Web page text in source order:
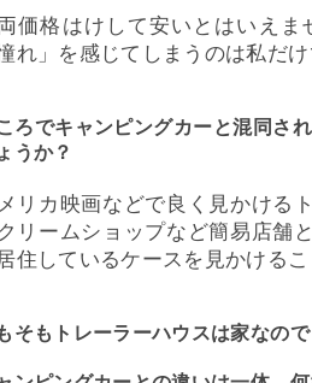
価格はけして安いとはいえ
憧れ」を感じてしまうのは私だ
ろでキャンピングカーと混同さ
うか？
リカ映画などで良く見かける
リームショップなど簡易店舗
住しているケースを見かけるこ
そもトレーラーハウスは家なの